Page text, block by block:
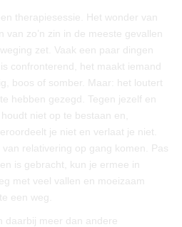
therapiesessie. Het wonder van
zo’n zin in de meeste gevallen
zet. Vaak een paar dingen
confronterend, het maakt iemand
boos of somber. Maar: het loutert
hebben gezegd. Tegen jezelf en
niet op te bestaan en,
je niet en verlaat je niet.
relativering op gang komen. Pas
is gebracht, kun je ermee in
met veel vallen en moeizaam
een weg.
daarbij meer dan andere